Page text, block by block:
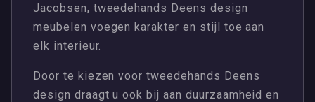
Jacobsen, tweedehands Deens design
meubelen voegen karakter en stijl toe aan
elk interieur.
Door te kiezen voor tweedehands Deens
design draagt u ook bij aan duurzaamheid en